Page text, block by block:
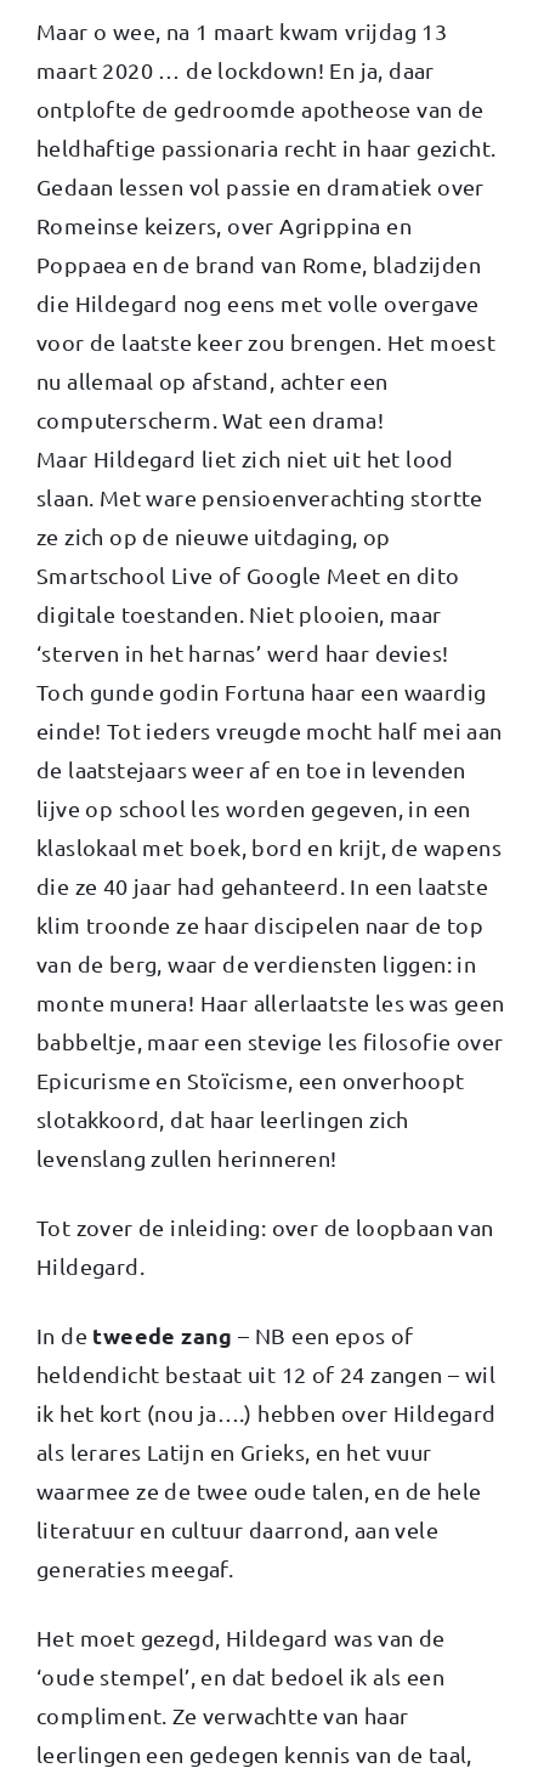
Maar o wee, na 1 maart kwam vrijdag 13
maart 2020 … de lockdown! En ja, daar
ontplofte de gedroomde apotheose van de
heldhaftige passionaria recht in haar gezicht.
Gedaan lessen vol passie en dramatiek over
Romeinse keizers, over Agrippina en
Poppaea en de brand van Rome, bladzijden
die Hildegard nog eens met volle overgave
voor de laatste keer zou brengen. Het moest
nu allemaal op afstand, achter een
computerscherm. Wat een drama!
Maar Hildegard liet zich niet uit het lood
slaan. Met ware pensioenverachting stortte
ze zich op de nieuwe uitdaging, op
Smartschool Live of Google Meet en dito
digitale toestanden. Niet plooien, maar
‘sterven in het harnas’ werd haar devies!
Toch gunde godin Fortuna haar een waardig
einde! Tot ieders vreugde mocht half mei aan
de laatstejaars weer af en toe in levenden
lijve op school les worden gegeven, in een
klaslokaal met boek, bord en krijt, de wapens
die ze 40 jaar had gehanteerd. In een laatste
klim troonde ze haar discipelen naar de top
van de berg, waar de verdiensten liggen: in
monte munera! Haar allerlaatste les was geen
babbeltje, maar een stevige les filosofie over
Epicurisme en Stoïcisme, een onverhoopt
slotakkoord, dat haar leerlingen zich
levenslang zullen herinneren!
Tot zover de inleiding: over de loopbaan van
Hildegard.
In de tweede zang – NB een epos of
heldendicht bestaat uit 12 of 24 zangen – wil
ik het kort (nou ja….) hebben over Hildegard
als lerares Latijn en Grieks, en het vuur
waarmee ze de twee oude talen, en de hele
literatuur en cultuur daarrond, aan vele
generaties meegaf.
Het moet gezegd, Hildegard was van de
‘oude stempel’, en dat bedoel ik als een
compliment. Ze verwachtte van haar
leerlingen een gedegen kennis van de taal,